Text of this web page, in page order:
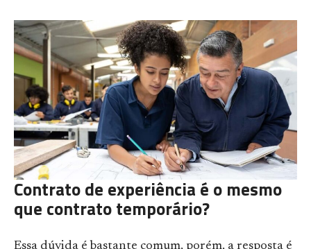
Contrato de experiência é o mesmo
que contrato temporário?
Essa dúvida é bastante comum, porém, a resposta é